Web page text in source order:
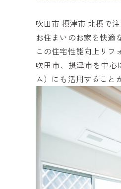
吹田市 摂津市 北摂で
お住まいのお家を快適
この住宅性能向上リフ
吹田市、摂津市を中
ム）にも活用すること